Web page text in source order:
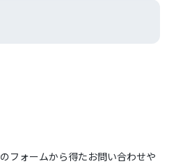
フォームから得たお問い合わせや